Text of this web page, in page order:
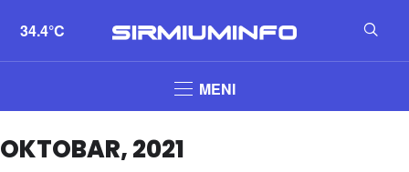
34.4°C
MENI
OKTOBAR, 2021